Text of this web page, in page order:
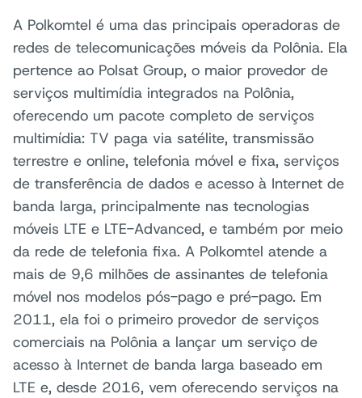
A Polkomtel é uma das principais operadoras de
redes de telecomunicações móveis da Polônia. Ela
pertence ao Polsat Group, o maior provedor de
serviços multimídia integrados na Polônia,
oferecendo um pacote completo de serviços
multimídia: TV paga via satélite, transmissão
terrestre e online, telefonia móvel e fixa, serviços
de transferência de dados e acesso à Internet de
banda larga, principalmente nas tecnologias
móveis LTE e LTE-Advanced, e também por meio
da rede de telefonia fixa. A Polkomtel atende a
mais de 9,6 milhões de assinantes de telefonia
móvel nos modelos pós-pago e pré-pago. Em
2011, ela foi o primeiro provedor de serviços
comerciais na Polônia a lançar um serviço de
acesso à Internet de banda larga baseado em
LTE e, desde 2016, vem oferecendo serviços na